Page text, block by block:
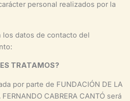
personal realizados por la
datos de contacto del
TRATAMOS?
por parte de FUNDACIÓN DE LA
CABRERA CANTÓ será